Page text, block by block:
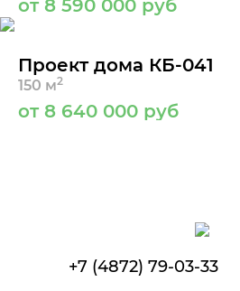
от 8 590 000 руб
Проект дома КБ-041
150 м2
от 8 640 000 руб
+7 (4872) 79-03-33